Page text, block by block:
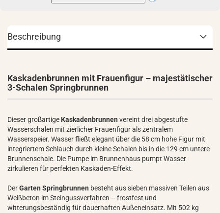
Beschreibung
Kaskadenbrunnen mit Frauenfigur – majestätischer
3-Schalen Springbrunnen
Dieser großartige Kaskadenbrunnen vereint drei abgestufte
Wasserschalen mit zierlicher Frauenfigur als zentralem
Wasserspeier. Wasser fließt elegant über die 58 cm hohe Figur mit
integriertem Schlauch durch kleine Schalen bis in die 129 cm untere
Brunnenschale. Die Pumpe im Brunnenhaus pumpt Wasser
zirkulieren für perfekten Kaskaden-Effekt.
DerGarten Springbrunnen besteht aus sieben massiven Teilen aus
Weißbeton im Steingussverfahren – frostfest und
witterungsbeständig für dauerhaften Außeneinsatz. Mit 502 kg